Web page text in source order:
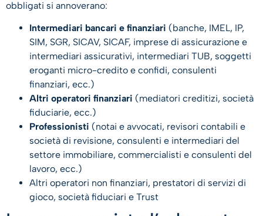
obbligati si annoverano:
Intermediari bancari e finanziari (banche, IMEL, IP,
SIM, SGR, SICAV, SICAF, imprese di assicurazione e
intermediari assicurativi, intermediari TUB, soggetti
eroganti micro-credito e confidi, consulenti
finanziari, ecc.)
Altri operatori finanziari (mediatori creditizi, società
fiduciarie, ecc.)
Professionisti (notai e avvocati, revisori contabili e
società di revisione, consulenti e intermediari del
settore immobiliare, commercialisti e consulenti del
lavoro, ecc.)
Altri operatori non finanziari, prestatori di servizi di
gioco, società fiduciari e Trust